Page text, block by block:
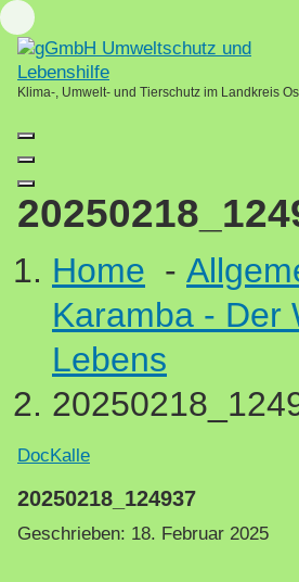
Skip
to
content
Loading...
Klima-, Umwelt- und Tierschutz im Landkreis
Home -
Karamba - Der
Lebens
DocKalle
20250218_124937
Geschrieben: 18. Februar 2025